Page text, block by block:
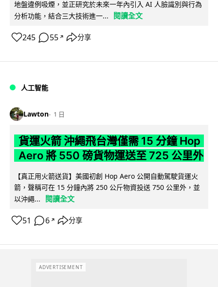
地盤違例吸煙，並正研究於未來一年內引入 AI 人臉識別與行為
分析功能，結合三大技術進一...
閱讀全文
245 55 ↗ 分享
人工智能
Lawton 1 日
貨運火箭 沖繩飛台灣僅需 15 分鐘 Hop
Aero 將 550 磅貨物運送至 725 公里外
【真正用火箭送貨】美國初創 Hop Aero 公開自動駕駛貨運火
箭，聲稱可在 15 分鐘內將 250 公斤物資投送 750 公里外，並
以沖繩...
閱讀全文
51 6 ↗ 分享
ADVERTISEMENT